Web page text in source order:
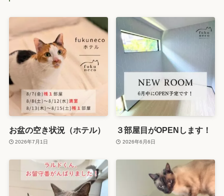
お盆の空き状況（ホテル）
2026年7月1日
３部屋目がOPENします！
2026年6月6日